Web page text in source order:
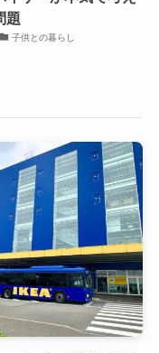
題
子供との暮らし